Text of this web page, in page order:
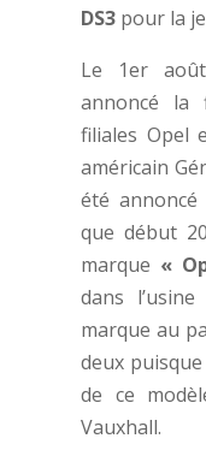
DS3 pour la
Le 1er
annoncé la
filiales Opel
américain
été annoncé
que début
marque «
dans
marque au
deux
de ce
Vauxhall.